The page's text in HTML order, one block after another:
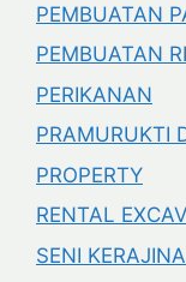
PEMBUATAN
PEMBUATAN
PERIKANAN
PRAMURUKTI
PROPERTY
RENTAL
SENI